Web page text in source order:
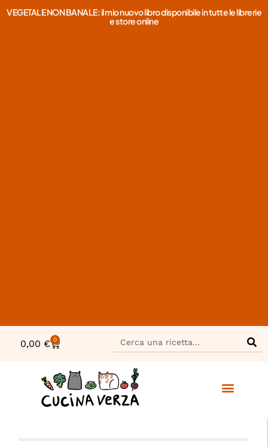
VEGETALE NON BANALE: il mio nuovo libro disponibile in tutte le librerie
e store online
0,00 € 0